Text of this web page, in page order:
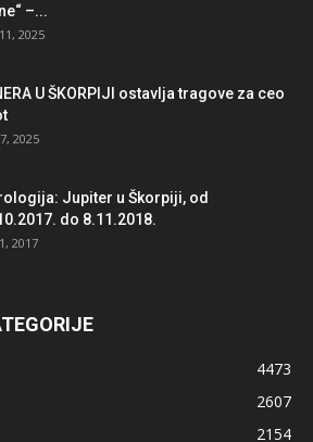
–...
2025
U ŠKORPIJI ostavlja tragove za ceo
2025
Jupiter u Škorpiji, od
do 8.11.2018.
2017
4473
2607
2154